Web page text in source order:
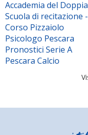
Accademia del
Scuola di recitazione
Corso Pizzaiolo
Psicologo Pescara
Pronostici Serie A
Pescara Calcio